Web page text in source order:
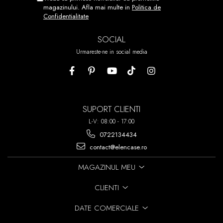
REPOZITIONATI.
ACEST PROCES POATE FI
REPETAT DE PANA LA 7 ORI!
magazinului. Afla mai multe in Politica de
Confidentialitate
SOCIAL
Urmareste-ne in social media
SUPORT CLIENTI
L-V: 08:00 - 17:00
0722134434
contact@elencase.ro
MAGAZINUL MEU
CLIENTI
DATE COMERCIALE